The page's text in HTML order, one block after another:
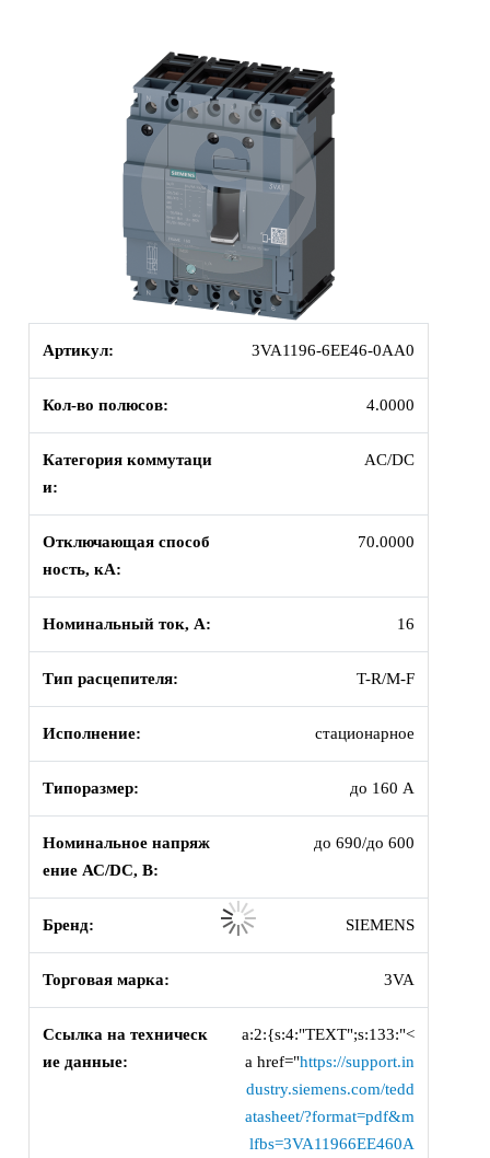
Артикул: 3VA1196-6EE46-0AA0
Кол-во полюсов: 4.0000
Категория коммутаци
и:
AC/DC
Отключающая способ
ность, кА:
70.0000
Номинальный ток, А: 16
Тип расцепителя: T-R/M-F
Исполнение: стационарное
Типоразмер: до 160 А
Номинальное напряж
ение АС/DC, В:
до 690/до 600
Бренд: SIEMENS
Торговая марка: 3VA
Ссылка на техническ
ие данные:
a:2:{s:4:"TEXT";s:133:"<
a href="https://support.in
dustry.siemens.com/tedd
atasheet/?format=pdf&m
lfbs=3VA11966EE460A